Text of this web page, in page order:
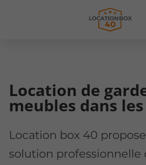
Location de
meubles dans
Location box 40
solution professionnelle